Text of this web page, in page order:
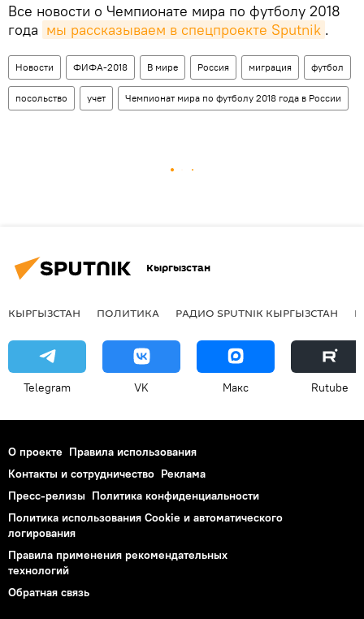
Все новости о Чемпионате мира по футболу 2018
года мы рассказываем в спецпроекте Sputnik .
Новости ФИФА-2018 В мире Россия миграция футбол
посольство учет Чемпионат мира по футболу 2018 года в России
Кыргызстан
КЫРГЫЗСТАН ПОЛИТИКА РАДИО SPUTNIK КЫРГЫЗСТАН
Telegram VK Макс Rutube
О проекте Правила использования
Контакты и сотрудничество Реклама
Пресс-релизы Политика конфиденциальности
Политика использования Cookie и автоматического
логирования
Правила применения рекомендательных
технологий
Обратная связь